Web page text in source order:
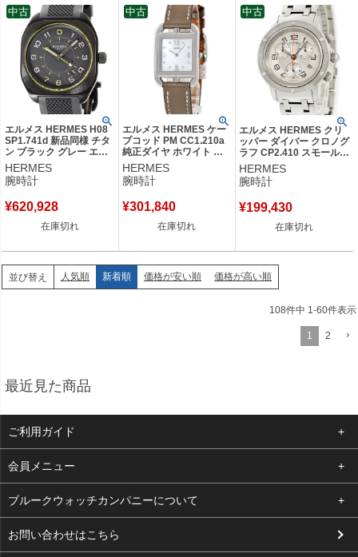
エルメス HERMES H08
SP1.741d 新品同様 チタ
ン ブラック グレー エイ
チオーエイト デイト ア
ラビア メンズ 腕時計自
動巻き グレー 【中古】
HERMES
腕時計
¥620,928
在庫切れ
中古
エルメス HERMES ケー
プコッド PM CC1.210a
純正ダイヤ ホワイト シ
ェル スクエア レディー
ス 腕時計クオーツ ホワ
イト 【中古】
HERMES
腕時計
¥301,840
在庫切れ
中古
エルメス HERMES クリ
ッパー ダイバー クロノグ
ラフ CP2.410 スモールセ
コンド デイト アラビア
メンズ 腕時計クオーツ シ
ルバー 【中古】
HERMES
腕時計
¥199,430
在庫切れ
中古
並び替え 人気順 新着順 価格が安い順 価格が高い順
108件中 1-60件表示
1 2
最近見た商品
ご利用ガイド
よくある質問
支払い・送料
お客様の声
会員メニュー
ログイン
お気に入り
ブルークウォッチカンパニーについて
会社概要
お問い合わせはこちら